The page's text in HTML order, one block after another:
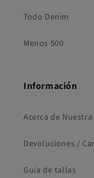
Todo Denim
Menos 500
Información
Acerca de Nuestra
Devoluciones /
Guia de tallas